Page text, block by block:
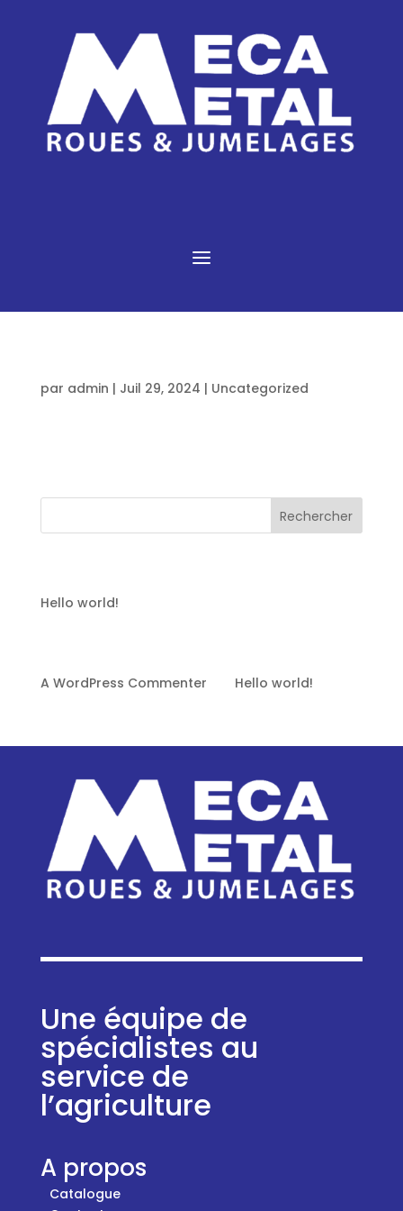
a
par admin | Juil 29, 2024 | Uncategorized
Rechercher
Hello world!
A WordPress Commenter Hello world!
Une équipe de
spécialistes au
service de
l’agriculture
A propos
Catalogue